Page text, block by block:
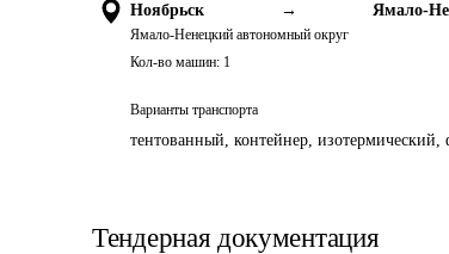
Ноябрьск →
Ямало-Ненецкий автономный округ
Ямало-
Кол-во машин: 1
Варианты транспорта
тентованный, контейнер,
Тендерная документация